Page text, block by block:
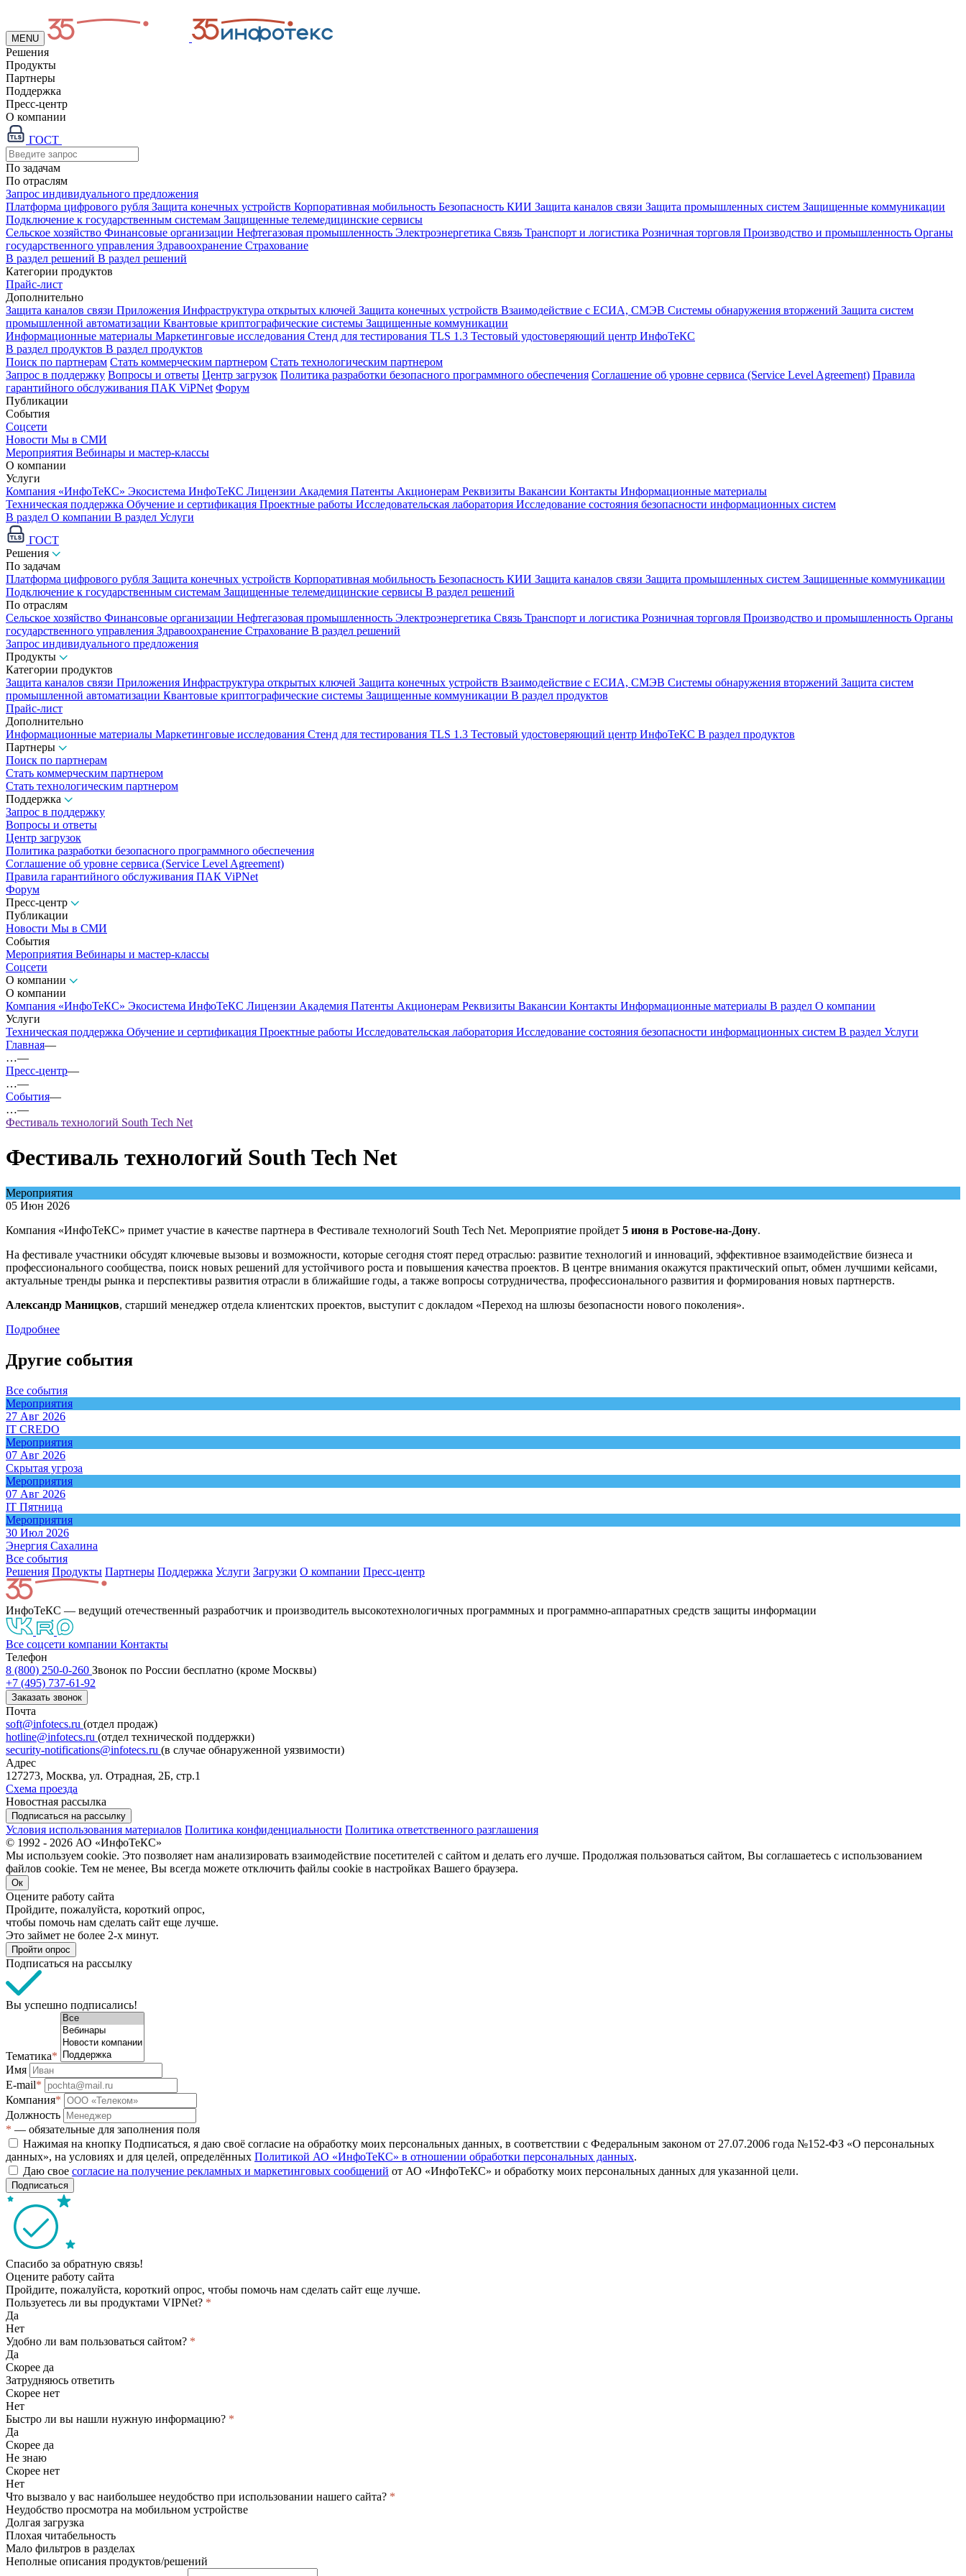
MENU
Решения
Продукты
Партнеры
Поддержка
Пресс-центр
О компании
ГОСТ
По задачам
По отраслям
Запрос индивидуального предложения
Платформа цифрового рубля Защита конечных устройств Корпоративная мобильность Безопасность КИИ Защита каналов связи Защита промышленных систем Защищенные коммуникации
Подключение к государственным системам Защищенные телемедицинские сервисы
Сельское хозяйство Финансовые организации Нефтегазовая промышленность Электроэнергетика Связь Транспорт и логистика Розничная торговля Производство и промышленность Органы
государственного управления Здравоохранение Страхование
В раздел решений В раздел решений
Категории продуктов
Прайс-лист
Дополнительно
Защита каналов связи Приложения Инфраструктура открытых ключей Защита конечных устройств Взаимодействие с ЕСИА, СМЭВ Системы обнаружения вторжений Защита систем
промышленной автоматизации Квантовые криптографические системы Защищенные коммуникации
Информационные материалы Маркетинговые исследования Стенд для тестирования TLS 1.3 Тестовый удостоверяющий центр ИнфоТеКС
В раздел продуктов В раздел продуктов
Поиск по партнерам Стать коммерческим партнером Стать технологическим партнером
Запрос в поддержку Вопросы и ответы Центр загрузок Политика разработки безопасного программного обеспечения Соглашение об уровне сервиса (Service Level Agreement) Правила
гарантийного обслуживания ПАК ViPNet Форум
Публикации
События
Соцсети
Новости Мы в СМИ
Мероприятия Вебинары и мастер-классы
О компании
Услуги
Компания «ИнфоТеКС» Экосистема ИнфоТеКС Лицензии Академия Патенты Акционерам Реквизиты Вакансии Контакты Информационные материалы
Техническая поддержка Обучение и сертификация Проектные работы Исследовательская лаборатория Исследование состояния безопасности информационных систем
В раздел О компании В раздел Услуги
ГОСТ
Решения
По задачам
Платформа цифрового рубля Защита конечных устройств Корпоративная мобильность Безопасность КИИ Защита каналов связи Защита промышленных систем Защищенные коммуникации
Подключение к государственным системам Защищенные телемедицинские сервисы В раздел решений
По отраслям
Сельское хозяйство Финансовые организации Нефтегазовая промышленность Электроэнергетика Связь Транспорт и логистика Розничная торговля Производство и промышленность Органы
государственного управления Здравоохранение Страхование В раздел решений
Запрос индивидуального предложения
Продукты
Категории продуктов
Защита каналов связи Приложения Инфраструктура открытых ключей Защита конечных устройств Взаимодействие с ЕСИА, СМЭВ Системы обнаружения вторжений Защита систем
промышленной автоматизации Квантовые криптографические системы Защищенные коммуникации В раздел продуктов
Прайс-лист
Дополнительно
Информационные материалы Маркетинговые исследования Стенд для тестирования TLS 1.3 Тестовый удостоверяющий центр ИнфоТеКС В раздел продуктов
Партнеры
Поиск по партнерам
Стать коммерческим партнером
Стать технологическим партнером
Поддержка
Запрос в поддержку
Вопросы и ответы
Центр загрузок
Политика разработки безопасного программного обеспечения
Соглашение об уровне сервиса (Service Level Agreement)
Правила гарантийного обслуживания ПАК ViPNet
Форум
Пресс-центр
Публикации
Новости Мы в СМИ
События
Мероприятия Вебинары и мастер-классы
Соцсети
О компании
О компании
Компания «ИнфоТеКС» Экосистема ИнфоТеКС Лицензии Академия Патенты Акционерам Реквизиты Вакансии Контакты Информационные материалы В раздел О компании
Услуги
Техническая поддержка Обучение и сертификация Проектные работы Исследовательская лаборатория Исследование состояния безопасности информационных систем В раздел Услуги
Главная—
…—
Пресс-центр—
…—
События—
…—
Фестиваль технологий South Tech Net
Фестиваль технологий South Tech Net
Мероприятия
05 Июн 2026
Компания «ИнфоТеКС» примет участие в качестве партнера в Фестивале технологий South Tech Net. Мероприятие пройдет 5 июня в Ростове-на-Дону.
На фестивале участники обсудят ключевые вызовы и возможности, которые сегодня стоят перед отраслью: развитие технологий и инноваций, эффективное взаимодействие бизнеса и
профессионального сообщества, поиск новых решений для устойчивого роста и повышения качества проектов. В центре внимания окажутся практический опыт, обмен лучшими кейсами,
актуальные тренды рынка и перспективы развития отрасли в ближайшие годы, а также вопросы сотрудничества, профессионального развития и формирования новых партнерств.
Александр Маницков, старший менеджер отдела клиентских проектов, выступит с докладом «Переход на шлюзы безопасности нового поколения».
Подробнее
Другие события
Все события
Мероприятия
27 Авг 2026
IT CREDO
Мероприятия
07 Авг 2026
Скрытая угроза
Мероприятия
07 Авг 2026
IT Пятница
Мероприятия
30 Июл 2026
Энергия Сахалина
Все события
Решения Продукты Партнeры Поддержка Услуги Загрузки О компании Пресс-центр
ИнфоТеКС — ведущий отечественный разработчик и производитель высокотехнологичных программных и программно-аппаратных средств защиты информации
Все соцсети компании Контакты
Телефон
8 (800) 250-0-260 Звонок по России бесплатно (кроме Москвы)
+7 (495) 737-61-92
Заказать звонок
Почта
soft@infotecs.ru (отдел продаж)
hotline@infotecs.ru (отдел технической поддержки)
security-notifications@infotecs.ru (в случае обнаруженной уязвимости)
Адрес
127273, Москва, ул. Отрадная, 2Б, стр.1
Схема проезда
Новостная рассылка
Подписаться на рассылку
Условия использования материалов Политика конфиденциальности Политика ответственного разглашения
© 1992 - 2026 АО «ИнфоТеКС»
Мы используем cookie. Это позволяет нам анализировать взаимодействие посетителей с сайтом и делать его лучше. Продолжая пользоваться сайтом, Вы соглашаетесь с использованием
файлов cookie. Тем не менее, Вы всегда можете отключить файлы cookie в настройках Вашего браузера.
Ок
Оцените работу сайта
Пройдите, пожалуйста, короткий опрос,
чтобы помочь нам сделать сайт еще лучше.
Это займет не более 2-х минут.
Пройти опрос
Подписаться на рассылку
Вы успешно подписались!
Тематика*
Имя
E-mail*
Компания*
Должность
* — обязательные для заполнения поля
Нажимая на кнопку Подписаться, я даю своё согласие на обработку моих персональных данных, в соответствии с Федеральным законом от 27.07.2006 года №152-ФЗ «О персональных
данных», на условиях и для целей, определённых Политикой АО «ИнфоТеКС» в отношении обработки персональных данных.
Даю свое согласие на получение рекламных и маркетинговых сообщений от АО «ИнфоТеКС» и обработку моих персональных данных для указанной цели.
Подписаться
Спасибо за обратную связь!
Оцените работу сайта
Пройдите, пожалуйста, короткий опрос, чтобы помочь нам сделать сайт еще лучше.
Пользуетесь ли вы продуктами VIPNet? *
Да
Нет
Удобно ли вам пользоваться сайтом? *
Да
Скорее да
Затрудняюсь ответить
Скорее нет
Нет
Быстро ли вы нашли нужную информацию? *
Да
Скорее да
Не знаю
Скорее нет
Нет
Что вызвало у вас наибольшее неудобство при использовании нашего сайта? *
Неудобство просмотра на мобильном устройстве
Долгая загрузка
Плохая читабельность
Мало фильтров в разделах
Неполные описания продуктов/решений